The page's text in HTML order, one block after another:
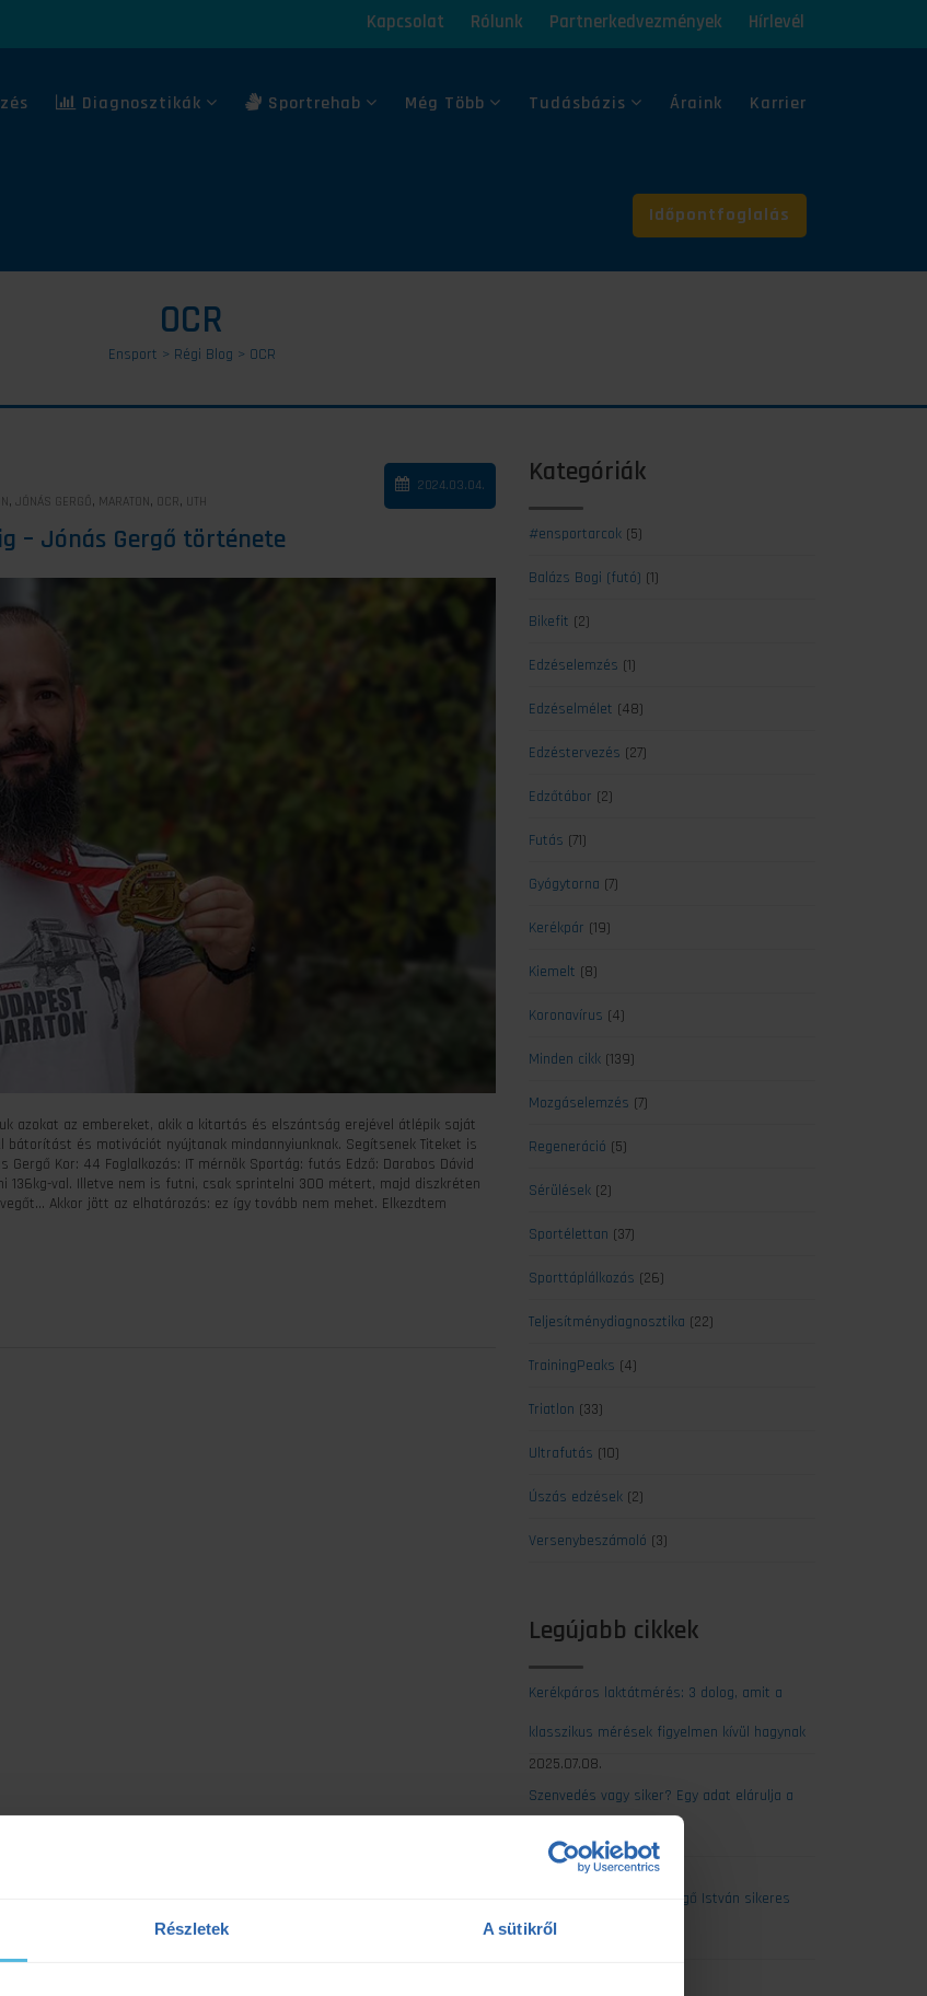
Részletek A sütikről
Kapcsolat Rólunk Partnerkedvezmények Hírlevél
Diagnosztikák Sportrehab Még Több Tudásbázis Áraink Karrier
Időpontfoglalás
OCR
Ensport > Régi Blog > OCR
, JÓNÁS GERGŐ , MARATON, OCR, UTH
2024.03.04.
– Jónás Gergő története
azokat az embereket, akik a kitartás és elszántság erejével átlépik saját
és motivációt nyújtanak mindannyiunknak. Segítsenek Titeket is
Kor: 44 Foglalkozás: IT mérnök Sportág: futás Edző: Darabos Dávid
136kg-val. Illetve nem is futni, csak sprintelni 300 métert, majd diszkréten
Akkor jött az elhatározás: ez így tovább nem mehet. Elkezdtem
Kategóriák
#ensportarcok(5)
Balázs Bogi (futó) (1)
Bikefit (2)
Edzéselemzés (1)
Edzéselmélet (48)
Edzéstervezés (27)
Edzőtábor (2)
Futás (71)
Gyógytorna (7)
Kerékpár (19)
Kiemelt (8)
Koronavírus (4)
Minden cikk(139)
Mozgáselemzés (7)
Regeneráció (5)
Sérülések(2)
Sportélettan (37)
Sporttáplálkozás (26)
Teljesítménydiagnosztika (22)
TrainingPeaks (4)
Triatlon (33)
Ultrafutás (10)
Úszás edzések(2)
Versenybeszámoló (3)
Legújabb cikkek
Kerékpáros laktátmérés: 3 dolog, amit a
klasszikus mérések figyelmen kívül hagynak
2025.07.08.
Szenvedés vagy siker? Egy adat elárulja a
2025.07.07.
Ultrabalaton 2025: Csengő István sikeres
egyéni teljesítése